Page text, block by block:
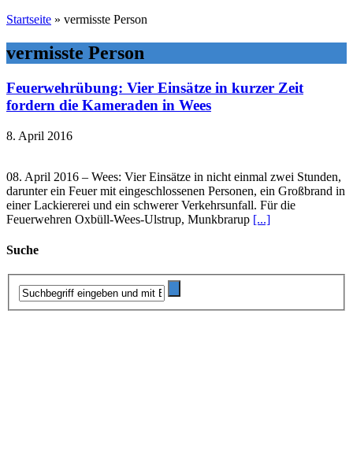
Startseite » vermisste Person
vermisste Person
Feuerwehrübung: Vier Einsätze in kurzer Zeit
fordern die Kameraden in Wees
8. April 2016
08. April 2016 – Wees: Vier Einsätze in nicht einmal zwei Stunden,
darunter ein Feuer mit eingeschlossenen Personen, ein Großbrand in
einer Lackiererei und ein schwerer Verkehrsunfall. Für die
Feuerwehren Oxbüll-Wees-Ulstrup, Munkbrarup [...]
Suche